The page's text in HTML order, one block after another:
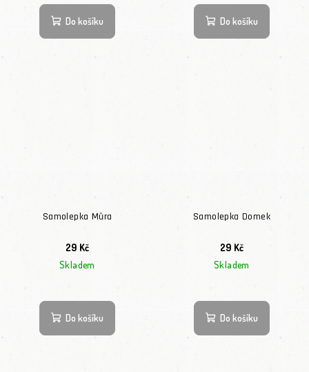
Do košíku Do košíku
Samolepka Můra
29 Kč
Skladem
Do košíku
Samolepka Domek
29 Kč
Skladem
Do košíku